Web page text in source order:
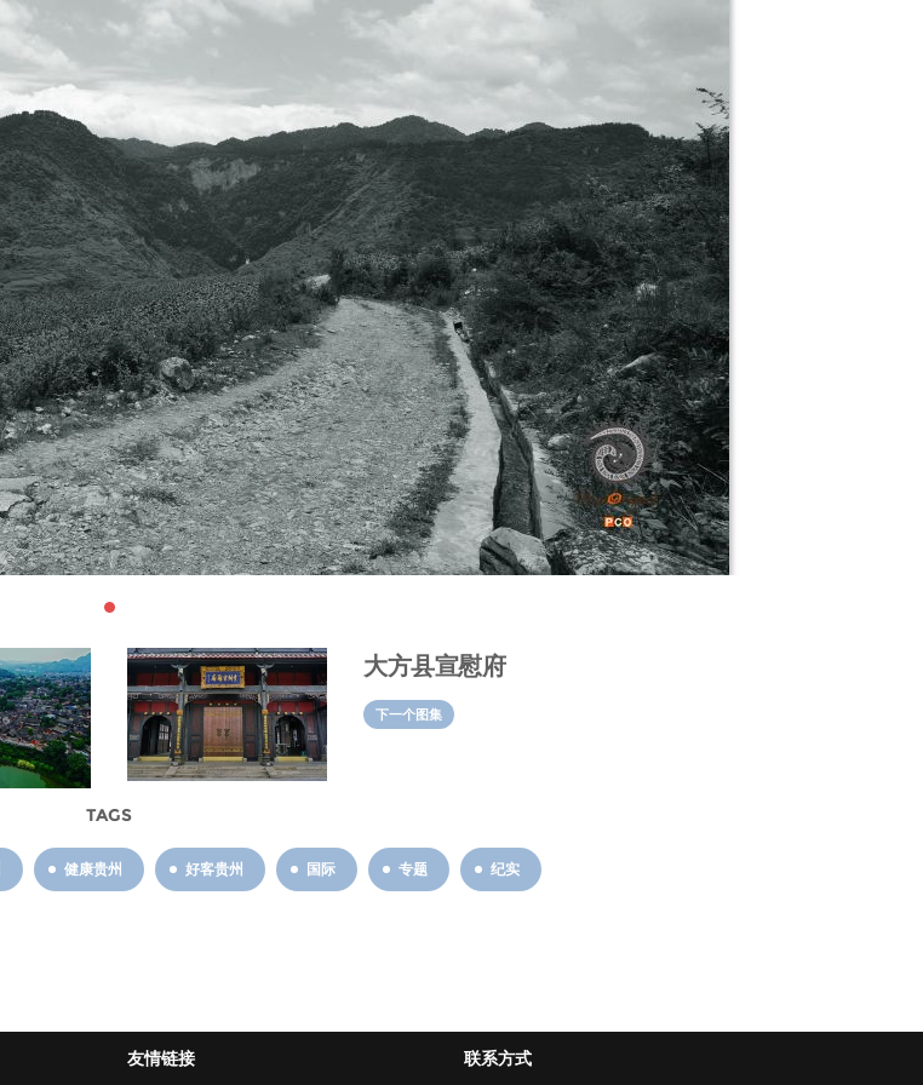
大方县宣慰府
下一个图集
TAGS
健康贵州 好客贵州 国际 专题 纪实
友情链接 联系方式